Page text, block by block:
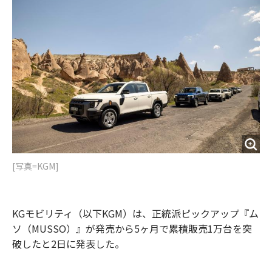
[写真=KGM]
KGモビリティ（以下KGM）は、正統派ピックアップ『ム
ソ（MUSSO）』が発売から5ヶ月で累積販売1万台を突
破したと2日に発表した。